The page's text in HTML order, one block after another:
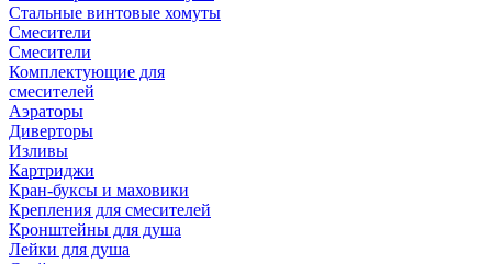
Стальные винтовые хомуты
Смесители
Смесители
Комплектующие для
смесителей
Аэраторы
Диверторы
Изливы
Картриджи
Кран-буксы и маховики
Крепления для смесителей
Кронштейны для душа
Лейки для душа